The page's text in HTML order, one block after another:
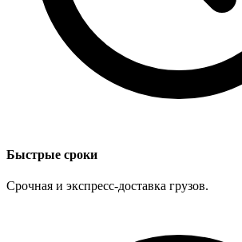
Быстрые сроки
Срочная и экспресс-доставка грузов.